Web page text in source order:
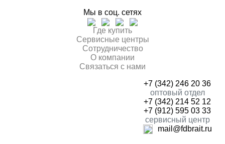
Мы в соц. сетях
Где купить
Сервисные центры
Сотрудничество
О компании
Связаться с нами
+7 (342) 246 20 36
оптовый отдел
+7 (342) 214 52 12
+7 (912) 595 03 33
сервисный центр
mail@fdbrait.ru